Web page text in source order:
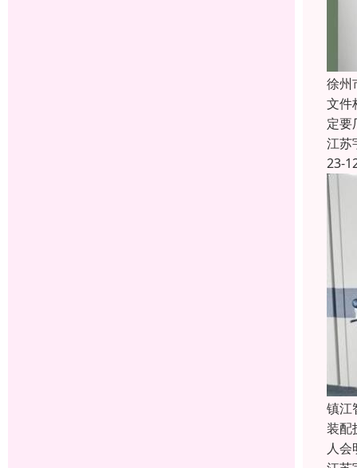
徐州
文件
定要
江苏
23-
镇江
装配
人